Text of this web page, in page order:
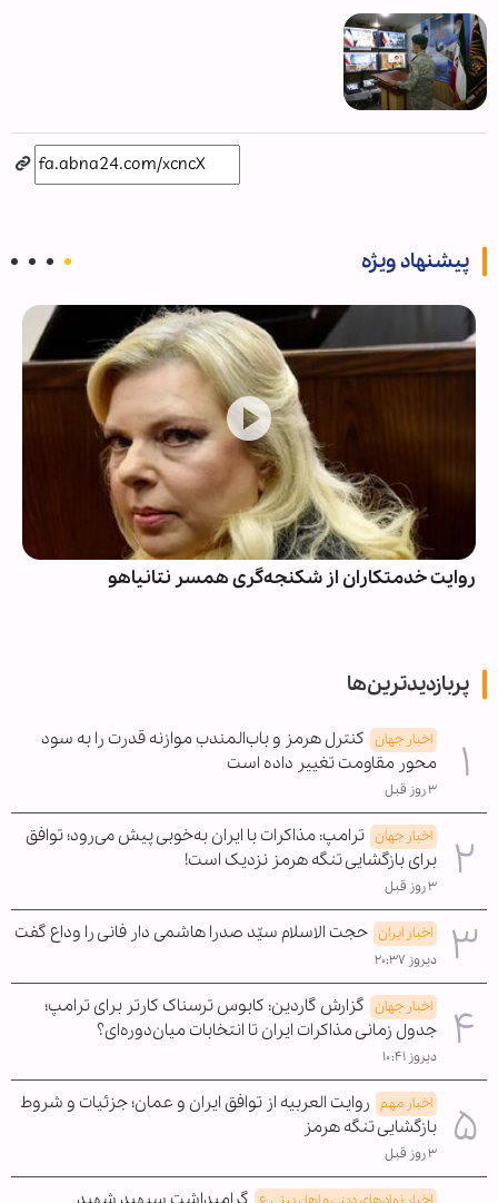
پیشنهاد ویژه
روایت خدمتکاران از شکنجه‌گری همسر نتانیاهو
پربازدیدترین‌ها
اخبار جهان کنترل هرمز و باب‌المندب موازنه قدرت را به سود
محور مقاومت تغییر داده است
۳ روز قبل
اخبار جهان ترامپ: مذاکرات با ایران به‌خوبی پیش می‌رود؛ توافق
برای بازگشایی تنگه هرمز نزدیک است!
۳ روز قبل
اخبار ایران حجت الاسلام سیّد صدرا هاشمی دار فانی را وداع گفت
دیروز ۲۰:۳۷
اخبار جهان گزارش گاردین: کابوس ترسناک کارتر برای ترامپ؛
جدول زمانی مذاکرات ایران تا انتخابات میان‌دوره‌ای؟
دیروز ۱۰:۴۱
اخبار مهم روایت العربیه از توافق ایران و عمان؛ جزئیات و شروط
بازگشایی تنگه هرمز
۳ روز قبل